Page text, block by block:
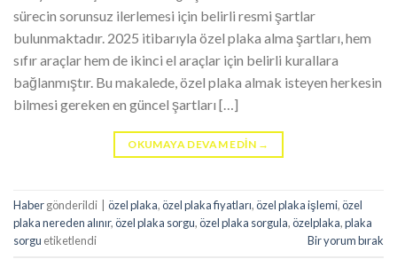
sürecin sorunsuz ilerlemesi için belirli resmi şartlar
bulunmaktadır. 2025 itibarıyla özel plaka alma şartları, hem
sıfır araçlar hem de ikinci el araçlar için belirli kurallara
bağlanmıştır. Bu makalede, özel plaka almak isteyen herkesin
bilmesi gereken en güncel şartları […]
OKUMAYA DEVAM EDIN →
Habergönderildi özel plaka,özel plaka fiyatları,özel plaka işlemi,özel
plaka nereden alınır,özel plaka sorgu,özel plaka sorgula,özelplaka,plaka
sorgu etiketlendi Bir yorum bırak